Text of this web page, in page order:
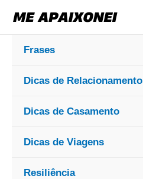
para
conteúdo
Frases
Dicas de Relacionamento
Dicas de Casamento
Dicas de Viagens
Resiliência